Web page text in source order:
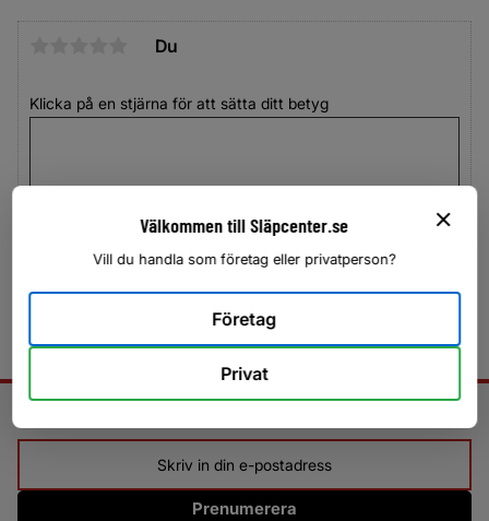
Du
Klicka på en stjärna för att sätta ditt betyg
Prenumerera
Välkommen till Släpcenter.se
Vill du handla som företag eller privatperson?
Företag
Privat